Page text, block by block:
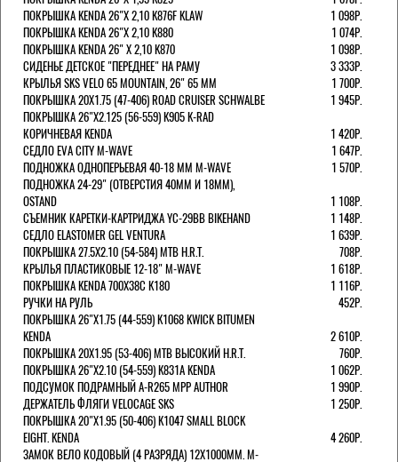
ПОКРЫШКА KENDA 26"Х 2,10 K876F KLAW
1 098Р.
ПОКРЫШКА KENDA 26"Х 2,10 K880
1 074Р.
ПОКРЫШКА KENDA 26" Х 2,10 K870
1 098Р.
СИДЕНЬЕ ДЕТСКОЕ "ПЕРЕДНЕЕ" НА РАМУ
3 333Р.
КРЫЛЬЯ SKS VELO 65 MOUNTAIN, 26" 65 ММ
1 700Р.
ПОКРЫШКА 20X1.75 (47-406) ROAD CRUISER SCHWALBE
1 945Р.
ПОКРЫШКА 26"Х2.125 (56-559) K905 K-RAD
КОРИЧНЕВАЯ KENDA
1 420Р.
СЕДЛО EVA CITY M-WAVE
1 647Р.
ПОДНОЖКА ОДНОПЕРЬЕВАЯ 40-18 ММ M-WAVE
1 570Р.
ПОДНОЖКА 24-29" (ОТВЕРСТИЯ 40ММ И 18ММ),
OSTAND
1 108Р.
СЪЕМНИК КАРЕТКИ-КАРТРИДЖА YC-29BB BIKEHAND
1 148Р.
СЕДЛО ELASTOMER GEL VENTURA
1 639Р.
ПОКРЫШКА 27.5X2.10 (54-584) MTB H.R.T.
708Р.
КРЫЛЬЯ ПЛАСТИКОВЫЕ 12-18" M-WAVE
1 618Р.
ПОКРЫШКА KENDA 700Х38С K180
1 116Р.
РУЧКИ НА РУЛЬ
452Р.
ПОКРЫШКА 26"Х1.75 (44-559) K1068 KWICK BITUMEN
KENDA
2 610Р.
ПОКРЫШКА 20X1.95 (53-406) MTB ВЫСОКИЙ H.R.T.
760Р.
ПОКРЫШКА 26"Х2.10 (54-559) K831A KENDA
1 062Р.
ПОДСУМОК ПОДРАМНЫЙ A-R265 MPP AUTHOR
1 990Р.
ДЕРЖАТЕЛЬ ФЛЯГИ VELOCAGE SKS
1 250Р.
ПОКРЫШКА 20"Х1.95 (50-406) K1047 SMALL BLOCK
EIGHT. KENDA
4 260Р.
ЗАМОК ВЕЛО КОДОВЫЙ (4 РАЗРЯДА) 12Х1000ММ. M-